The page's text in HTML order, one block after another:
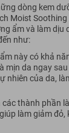
dòng kem
Moist
ẩm và làm dịu
như:
này có khả
mịn da ngay
nhiên của da,
thành phần
làm giảm đỏ,